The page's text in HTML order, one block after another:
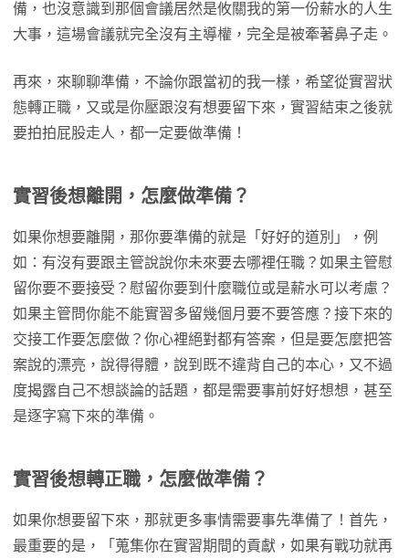
備，也沒意識到那個會議居然是攸關我的第一份薪水的人生
大事，這場會議就完全沒有主導權，完全是被牽著鼻子走。
再來，來聊聊準備，不論你跟當初的我一樣，希望從實習狀
態轉正職，又或是你壓跟沒有想要留下來，實習結束之後就
要拍拍屁股走人，都一定要做準備！
實習後想離開，怎麼做準備？
如果你想要離開，那你要準備的就是「好好的道別」，例
如：有沒有要跟主管說說你未來要去哪裡任職？如果主管慰
留你要不要接受？慰留你要到什麼職位或是薪水可以考慮？
如果主管問你能不能實習多留幾個月要不要答應？接下來的
交接工作要怎麼做？你心裡絕對都有答案，但是要怎麼把答
案說的漂亮，說得得體，說到既不違背自己的本心，又不過
度揭露自己不想談論的話題，都是需要事前好好想想，甚至
是逐字寫下來的準備。
實習後想轉正職，怎麼做準備？
如果你想要留下來，那就更多事情需要事先準備了！首先，
最重要的是，「蒐集你在實習期間的貢獻，如果有戰功就再